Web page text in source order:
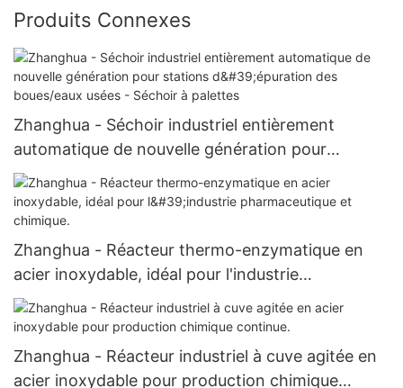
Produits Connexes
Zhanghua - Séchoir industriel entièrement
automatique de nouvelle génération pour
stations d'épuration des boues/eaux usées -
Séchoir à palettes
Zhanghua - Réacteur thermo-enzymatique en
acier inoxydable, idéal pour l'industrie
pharmaceutique et chimique.
Zhanghua - Réacteur industriel à cuve agitée en
acier inoxydable pour production chimique